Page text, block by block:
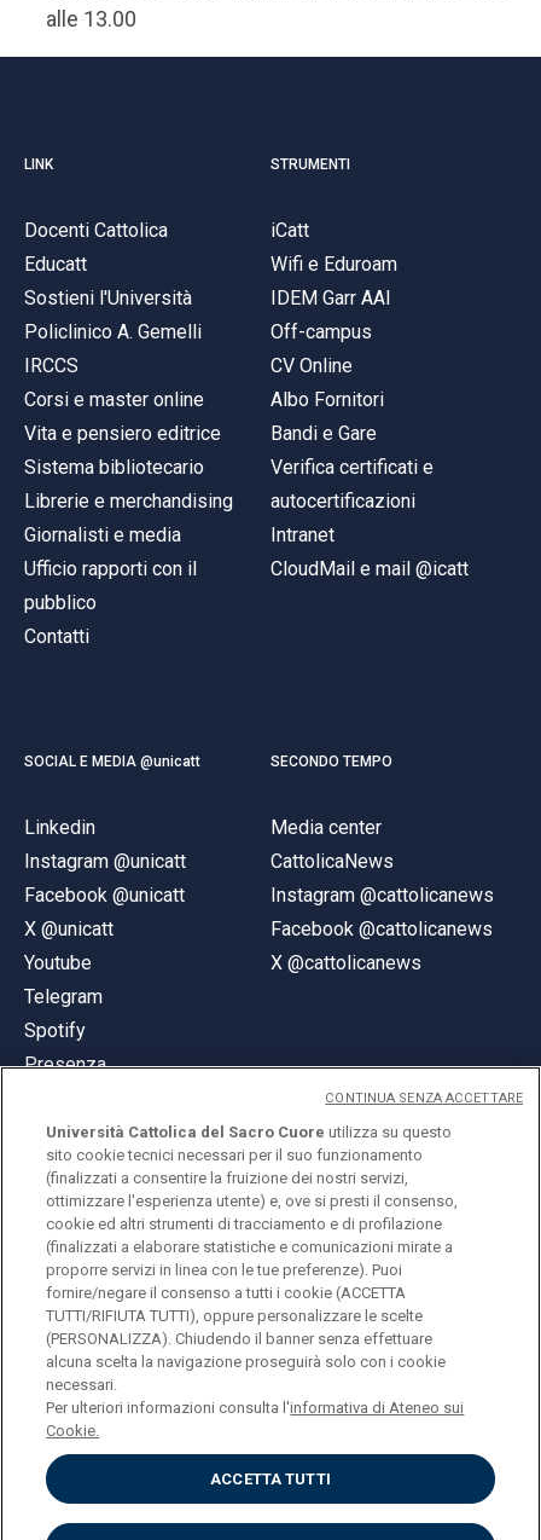
alle 13.00
LINK
Docenti Cattolica
Educatt
Sostieni l'Università
Policlinico A. Gemelli
IRCCS
Corsi e master online
Vita e pensiero editrice
Sistema bibliotecario
Librerie e merchandising
Giornalisti e media
Ufficio rapporti con il
pubblico
Contatti
STRUMENTI
iCatt
Wifi e Eduroam
IDEM Garr AAI
Off-campus
CV Online
Albo Fornitori
Bandi e Gare
Verifica certificati e
autocertificazioni
Intranet
CloudMail e mail @icatt
SOCIAL E MEDIA @unicatt
Linkedin
Instagram @unicatt
Facebook @unicatt
X @unicatt
Youtube
Telegram
Spotify
Presenza
SECONDO TEMPO
Media center
CattolicaNews
Instagram @cattolicanews
Facebook @cattolicanews
X @cattolicanews
© Università Cattolica del Sacro Cuore
Largo A. Gemelli 1, 20123 Milano
PI 02133120150
ENGLISH
Privacy
Accessibilità
Università Cattolica del Sacro Cuore utilizza su questo
sito cookie tecnici necessari per il suo funzionamento
(finalizzati a consentire la fruizione dei nostri servizi,
ottimizzare l'esperienza utente) e, ove si presti il consenso,
cookie ed altri strumenti di tracciamento e di profilazione
(finalizzati a elaborare statistiche e comunicazioni mirate a
proporre servizi in linea con le tue preferenze). Puoi
fornire/negare il consenso a tutti i cookie (ACCETTA
TUTTI/RIFIUTA TUTTI), oppure personalizzare le scelte
(PERSONALIZZA). Chiudendo il banner senza effettuare
alcuna scelta la navigazione proseguirà solo con i cookie
necessari.
Per ulteriori informazioni consulta l'informativa di Ateneo sui
Cookie.
ACCETTA TUTTI
CONTINUA SENZA ACCETTARE